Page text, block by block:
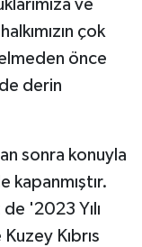
ve
çok
önce
derin
sonra konuyla
kapanmıştır.
'2023 Yılı
Kıbrıs